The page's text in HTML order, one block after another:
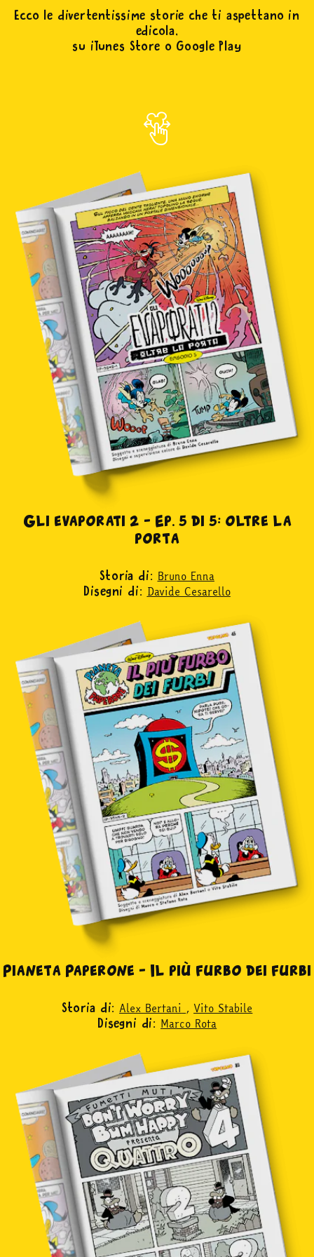
in edicola
mondo fumetto
news & eventi
Cerca
abbonati
acquista
Facebook
Instagram
Twitter
Ecco le divertentissime storie che ti aspettano in
edicola,
su iTunes Store o Google Play
Gli evaporati 2 – Ep. 5 di 5: oltre la
porta
Storia di: Bruno Enna
Disegni di: Davide Cesarello
Pianeta Paperone – Il più furbo dei furbi
Storia di: Alex Bertani ,Vito Stabile
Disegni di: Marco Rota